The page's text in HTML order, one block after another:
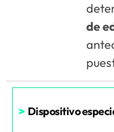
de
> Dispositivo